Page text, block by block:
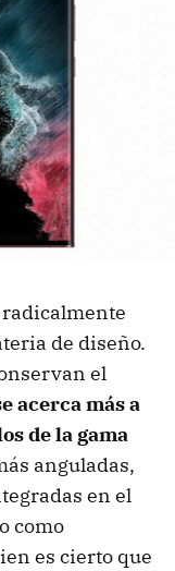
radicalmente
de diseño.
el
acerca más a
de la gama
anguladas,
en el
como
es cierto que